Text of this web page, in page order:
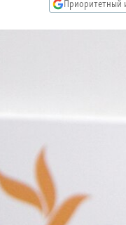
Приоритетный